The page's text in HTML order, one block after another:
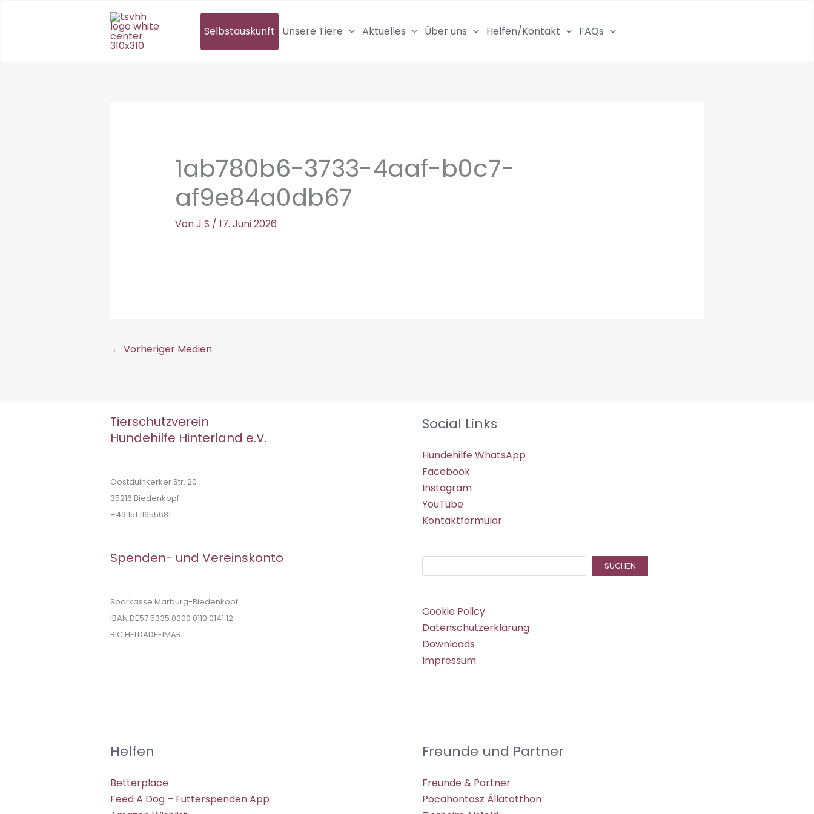
Selbstauskunft Unsere Tiere Aktuelles Über uns Helfen/Kontakt FAQs
1ab780b6-3733-4aaf-b0c7-
af9e84a0db67
VonJ S / 17. Juni 2026
← Vorheriger Medien
Tierschutzverein
Hundehilfe Hinterland e.V.
Oostduinkerker Str. 20
35216 Biedenkopf
+49 151 11655681
Spenden- und Vereinskonto
Sparkasse Marburg-Biedenkopf
IBAN DE57 5335 0000 0110 0141 12
BIC HELDADEF1MAR
Social Links
Hundehilfe WhatsApp
Facebook
Instagram
YouTube
Kontaktformular
SUCHEN
Cookie Policy
Datenschutzerklärung
Downloads
Impressum
Helfen
Betterplace
Feed A Dog – Futterspenden App
Freunde und Partner
Freunde & Partner
Pocahontasz Állatotthon